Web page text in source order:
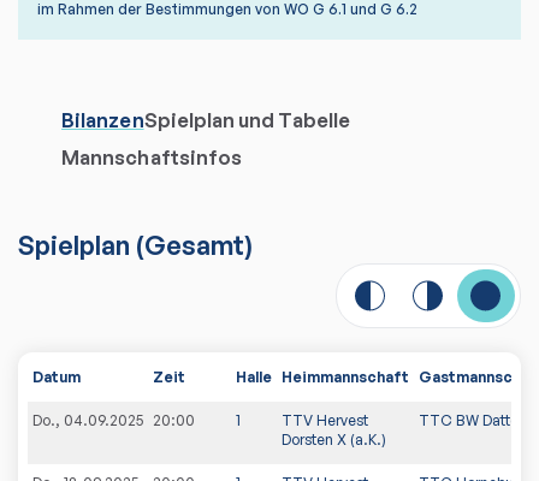
im Rahmen der Bestimmungen von WO G 6.1 und G 6.2
BilanzenSpielplan und Tabelle
Mannschaftsinfos
Spielplan (Gesamt)
Datum Zeit Halle Heimmannschaft
Do., 04.09.2025 20:00 1
TTV Hervest
Dorsten X (a.K.)
TTC BW Datteln